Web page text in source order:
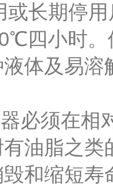
或长期停
四小时。
体及易
必须在相
油脂之
和缩短